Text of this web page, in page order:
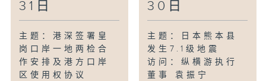
31日
主题：港深签署皇
岗口岸一地两检合
作安排及港方口岸
区使用权协议
30日
主题：日本熊本县
发生7.1级地震
访问：纵横游执行
董事 袁振宁